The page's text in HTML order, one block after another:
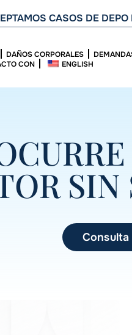
CASOS DE DEPO
DAÑOS CORPORALES
CON
ENGLISH
SIN